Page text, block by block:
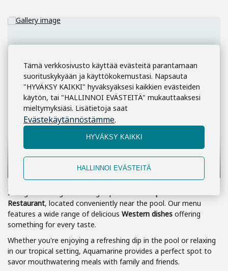
Tämä verkkosivusto käyttää evästeitä parantamaan
suorituskykyään ja käyttökokemustasi. Napsauta
"HYVÄKSY KAIKKI" hyväksyäksesi kaikkien evästeiden
käytön, tai "HALLINNOI EVÄSTEITÄ" mukauttaaksesi
mieltymyksiäsi. Lisätietoja saat
Evästekäytännöstämme.
HYVÄKSY KAIKKI
HALLINNOI EVÄSTEITÄ
Indulge in a delightful dining experience at
Restaurant, located conveniently near the pool. Our menu
features a wide range of delicious Western dishes offering
something for every taste.
Whether you're enjoying a refreshing dip in the pool or relaxing
in our tropical setting, Aquamarine provides a perfect spot to
savor mouthwatering meals with family and friends.